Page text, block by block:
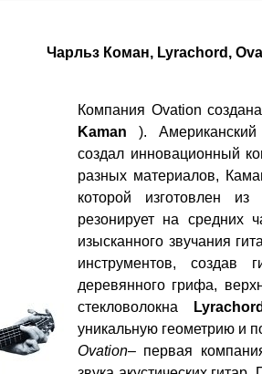
Чарльз Коман, Lyrachord,
Компания Ovation
Kaman ). Американский
создал инновационный
разных материалов,
которой изготовлен из
резонирует на средних
изысканного звучания
инструментов, создав
деревянного грифа,
стекловолокна
уникальную геометрию и
Ovation– первая